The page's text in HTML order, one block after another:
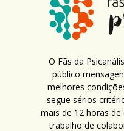
O Fãs da
público
melhores
segue sérios
mais de 12 horas
trabalho de